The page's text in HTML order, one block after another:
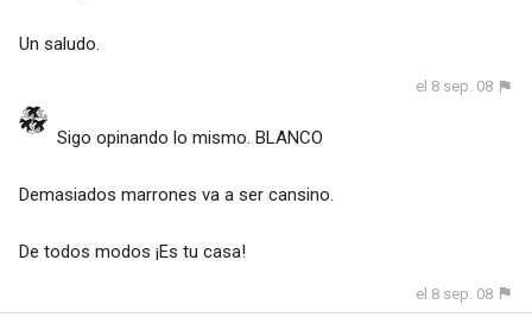
Un saludo.
el 8 sep. 08
Sigo opinando lo mismo. BLANCO
Demasiados marrones va a ser cansino.
De todos modos ¡Es tu casa!
el 8 sep. 08